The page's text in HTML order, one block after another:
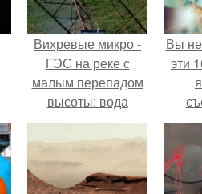
Вихревые микро -
ГЭС на реке с
малым перепадом
высоты: вода
закручивается в
бетонной камере и
вращает
вертикальную
Вы
эти